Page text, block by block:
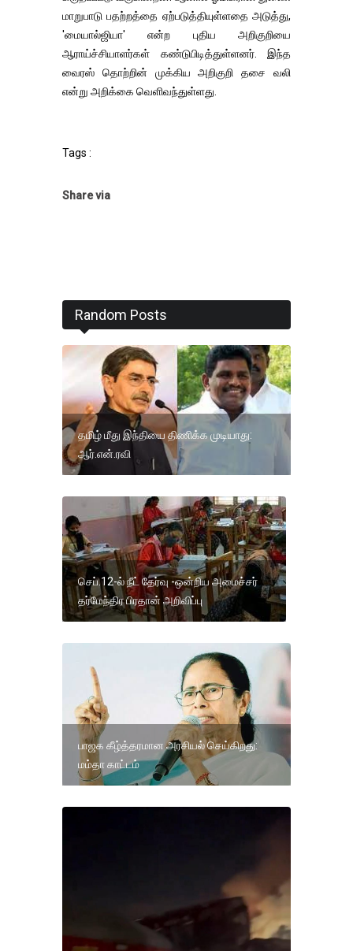
மாறுபாடு பதற்றத்தை ஏற்படுத்தியுள்ளதை அடுத்து,
'மையால்ஜியா' என்ற புதிய அறிகுறியை
ஆராய்ச்சியாளர்கள் கண்டுபிடித்துள்ளனர். இந்த
வைரஸ் தொற்றின் முக்கிய அறிகுறி தசை வலி
என்று அறிக்கை வெளிவந்துள்ளது.
Tags :
Share via
Random Posts
தமிழ் மீது இந்தியை திணிக்க முடியாது:
ஆர்.என்.ரவி
செப்.12-ல் நீட் தேர்வு -ஒன்றிய அமைச்சர்
தர்மேந்திர பிரதான் அறிவிப்பு
பாஜக கீழ்த்தரமான அரசியல் செய்கிறது:
மம்தா காட்டம்